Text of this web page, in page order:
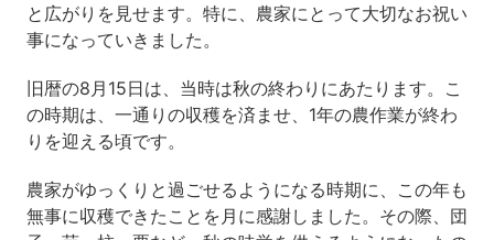
と広がりを見せます。特に、農家にとって大切なお祝い
事になっていきました。
旧暦の8月15日は、当時は秋の終わりにあたります。こ
の時期は、一通りの収穫を済ませ、1年の農作業が終わ
りを迎える頃です。
農家がゆっくりと過ごせるようになる時期に、この年も
無事に収穫できたことを月に感謝しました。その際、団